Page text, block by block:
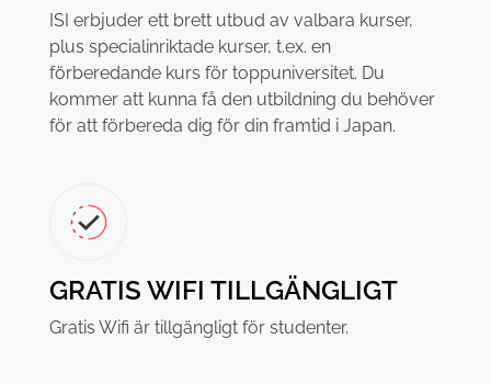
ISI erbjuder ett brett utbud av valbara kurser,
plus specialinriktade kurser, t.ex. en
förberedande kurs för toppuniversitet. Du
kommer att kunna få den utbildning du behöver
för att förbereda dig för din framtid i Japan.
GRATIS WIFI TILLGÄNGLIGT
Gratis Wifi är tillgängligt för studenter.